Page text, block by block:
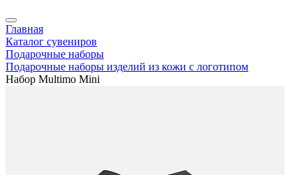
Главная
Каталог сувениров
Подарочные наборы
Подарочные наборы изделий из кожи с логотипом
Набор Multimo Mini